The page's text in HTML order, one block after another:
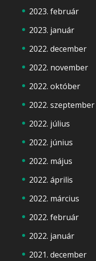
2023. február
2023. január
2022. december
2022. november
2022. október
2022. szeptember
2022. július
2022. június
2022. május
2022. április
2022. március
2022. február
2022. január
2021. december